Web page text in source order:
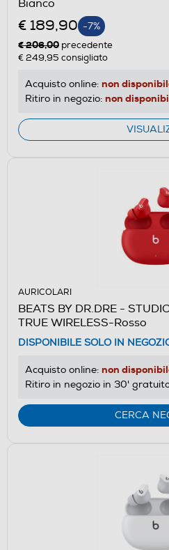
Bianco
€ 189,90 -7%
€ 206,00 precedente
€ 249,95 consigliato
Acquisto online: non
Ritiro in negozio: non
AURICOLARI
BEATS BY DR.DRE -
TRUE WIRELESS-Rosso
DISPONIBILE SOLO IN
Acquisto online: non
Ritiro in negozio in 30'
CERCA